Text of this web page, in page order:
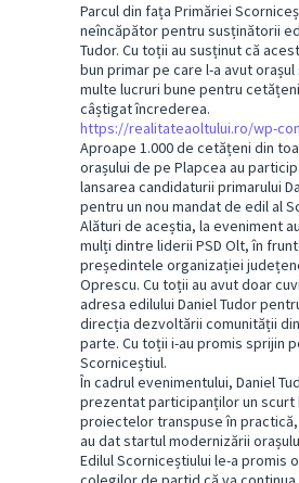
Parcul din fața Primăriei
neîncăpător pentru susținătorii
Tudor. Cu toții au susținut că
bun primar pe care l-a avut orașul
multe lucruri bune pentru
câștigat încrederea.
https://realitateaoltului.ro/wp-
Aproape 1.000 de cetățeni din
orașului de pe Plapcea au
lansarea candidaturii primarului
pentru un nou mandat de edil al
Alături de aceștia, la eveniment
mulți dintre liderii PSD Olt, în
președintele organizației
Oprescu. Cu toții au avut doar
adresa edilului Daniel Tudor
direcția dezvoltării comunității
parte. Cu toții i-au promis sprijin
Scorniceștiul.
În cadrul evenimentului, Daniel
prezentat participanților un scurt
proiectelor transpuse în
au dat startul modernizării
Edilul Scorniceștiului le-a promis